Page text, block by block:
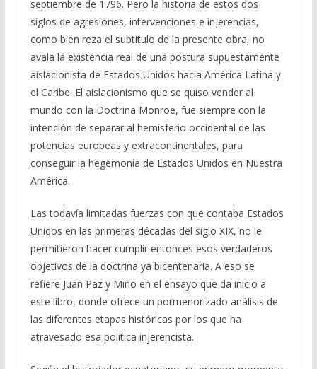
septiembre de 1796. Pero la historia de estos dos
siglos de agresiones, intervenciones e injerencias,
como bien reza el subtítulo de la presente obra, no
avala la existencia real de una postura supuestamente
aislacionista de Estados Unidos hacia América Latina y
el Caribe. El aislacionismo que se quiso vender al
mundo con la Doctrina Monroe, fue siempre con la
intención de separar al hemisferio occidental de las
potencias europeas y extracontinentales, para
conseguir la hegemonía de Estados Unidos en Nuestra
América.
Las todavía limitadas fuerzas con que contaba Estados
Unidos en las primeras décadas del siglo XIX, no le
permitieron hacer cumplir entonces esos verdaderos
objetivos de la doctrina ya bicentenaria. A eso se
refiere Juan Paz y Miño en el ensayo que da inicio a
este libro, donde ofrece un pormenorizado análisis de
las diferentes etapas históricas por los que ha
atravesado esa política injerencista.